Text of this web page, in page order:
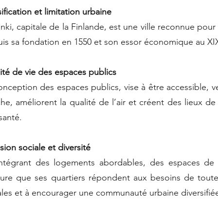
et limitation urbaine
capitale de la Finlande, est une ville reconnue
sa fondation en 1550 et son essor économique au
de vie des espaces publics
des espaces publics, vise à être accessible,
améliorent la qualité de l’air et créent des lieux
sociale et diversité
des logements abordables, des espaces
que ses quartiers répondent aux besoins de
et à encourager une communauté urbaine